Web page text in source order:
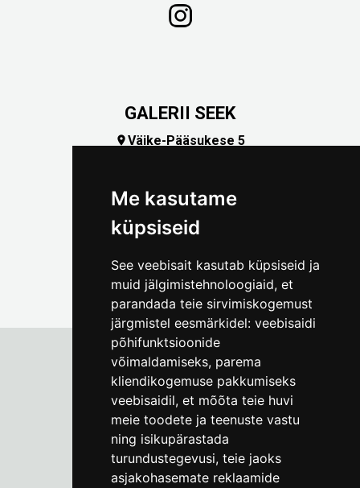
Me kasutame
küpsiseid
See veebisait kasutab küpsiseid ja
muid jälgimistehnoloogiaid, et
parandada teie sirvimiskogemust
järgmistel eesmärkidel: veebisaidi
põhifunktsioonide
võimaldamiseks, parema
kliendikogemuse pakkumiseks
veebisaidil, et mõõta teie huvi
meie toodete ja teenuste vastu
ning isikupärastada
turundustegevusi, teie jaoks
asjakohasemate reklaamide
GALERII SEEK
Väike-Pääsukese 5
Tallinna Linnamuuseum
Vene 17
E-R kell 9-17(+372) 610 4178